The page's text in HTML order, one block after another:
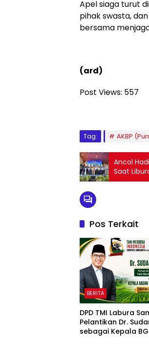
Apel siaga turut
pihak swasta,
bersama
(ard)
Post Views: 557
Tag: AKBP
Ancol
Saat
Pos Terkait
BERITA
DPD TMI Labura
Pelantikan Dr.
sebagai Kepala